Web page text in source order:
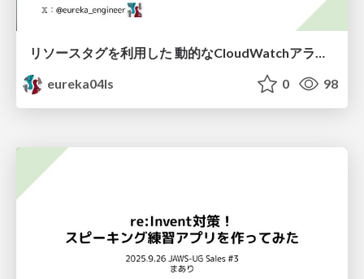
リソースタグを利用した 動的なCloudWatchアラームで運用を楽に！
eureka04ls
0 98